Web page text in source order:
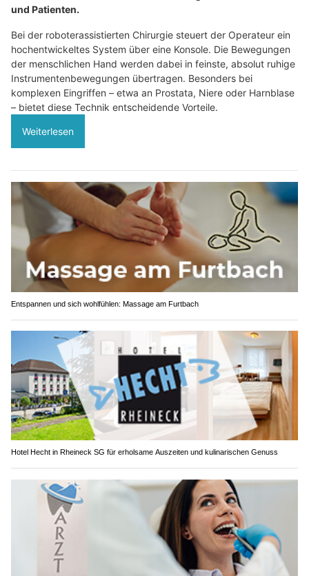
und Patienten.
Bei der roboterassistierten Chirurgie steuert der Operateur ein
hochentwickeltes System über eine Konsole. Die Bewegungen
der menschlichen Hand werden dabei in feinste, absolut ruhige
Instrumentenbewegungen übertragen. Besonders bei
komplexen Eingriffen – etwa an Prostata, Niere oder Harnblase
– bietet diese Technik entscheidende Vorteile.
Weiterlesen
Entspannen und sich wohlfühlen: Massage am Furtbach
Hotel Hecht in Rheineck SG für erholsame Auszeiten und kulinarischen Genuss